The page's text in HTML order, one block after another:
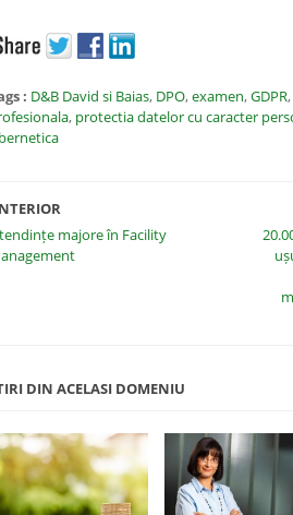
: D&B David si Baias, DPO,examen,GDPR,
, protectia datelor cu caracter
majore în Facility
DIN ACELASI DOMENIU